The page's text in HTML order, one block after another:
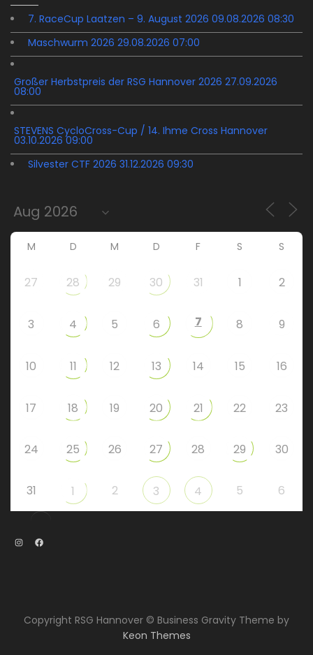
7. RaceCup Laatzen – 9. August 2026 09.08.2026 08:30
Maschwurm 2026 29.08.2026 07:00
Großer Herbstpreis der RSG Hannover 2026 27.09.2026
08:00
STEVENS CycloCross-Cup / 14. Ihme Cross Hannover
03.10.2026 09:00
Silvester CTF 2026 31.12.2026 09:30
M D M D F S S
27 28 29 30 31 1 2
3 4 5 6 7 8 9
10 11 12 13 14 15 16
17 18 19 20 21 22 23
24 25 26 27 28 29 30
31 1 2 3 4 5 6
Copyright RSG Hannover © Business Gravity Theme by
Keon Themes